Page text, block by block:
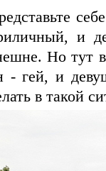
и
Но тут
- гей, и
в такой